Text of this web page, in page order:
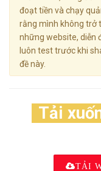
đoạt tiền và chạy
rằng mình không trở
những website, diễn
luôn test trước khi
đề này.
Tải
TẢI